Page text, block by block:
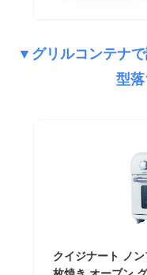
▼グリルコンテナ
型落
クイジナート ノ